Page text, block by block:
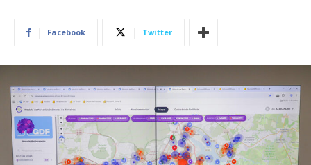
Facebook Twitter